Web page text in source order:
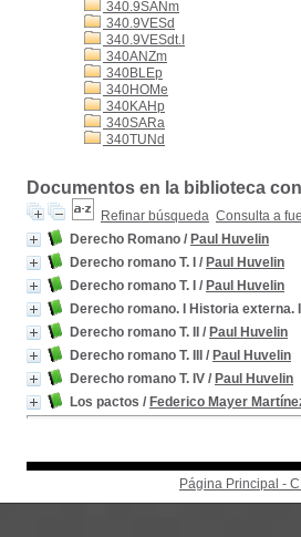
340.9SANm
340.9VESd
340.9VESdt.I
340ANZm
340BLEp
340HOMe
340KAHp
340SARa
340TUNd
Documentos en la biblioteca
Refinar búsqueda Consulta a
Derecho Romano / Paul Huvelin
Derecho romano T. I
/ Paul Huvelin
Derecho romano T. I
/ Paul Huvelin
Derecho romano. I Historia externa.
Derecho romano T. II
/ Paul Huvelin
Derecho romano T. III
/ Paul Huvelin
Derecho romano T. IV / Paul Huvelin
Los pactos / Federico Mayer
Página Principal -